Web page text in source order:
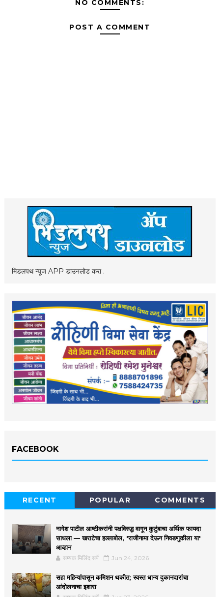
NO COMMENTS:
POST A COMMENT
मिडलपथ न्यूज APP डाउनलोड करा .
FACEBOOK
RECENT POPULAR COMMENTS
नागेश पाटील आष्टीकरांनी पक्षविरुद्ध वागून कुटुंबाचा अर्थिक फायदा
साधला — खराटेचा हल्लाबोल, 'राजीनामा देऊन निवडणुकीला या'
आव्हान
सम्यक मिलिंद सर्पे Jun 24, 2026
सहा महिन्यांपासून कमिशन थकीत; स्वस्त धान्य दुकानदारांचा
आंदोलनाचा इशारा